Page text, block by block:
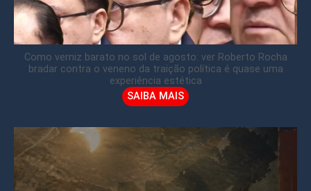
Como verniz barato no sol de agosto: ver Roberto Rocha
bradar contra o veneno da traição política é quase uma
experiência estética
SAIBA MAIS